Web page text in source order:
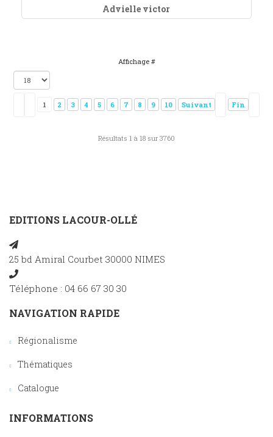
Advielle victor
Affichage #
1 2 3 4 5 6 7 8 9 10 Suivant Fin
Résultats 1 à 18 sur 3760
EDITIONS LACOUR-OLLÉ
25 bd Amiral Courbet 30000 NIMES
Téléphone : 04 66 67 30 30
NAVIGATION RAPIDE
Régionalisme
Thématiques
Catalogue
INFORMATIONS